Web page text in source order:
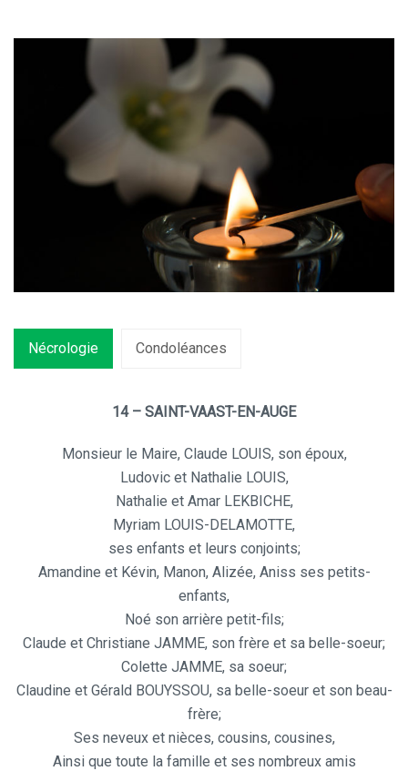
Nécrologie Condoléances
14 – SAINT-VAAST-EN-AUGE
Monsieur le Maire, Claude LOUIS, son époux,
Ludovic et Nathalie LOUIS,
Nathalie et Amar LEKBICHE,
Myriam LOUIS-DELAMOTTE,
ses enfants et leurs conjoints;
Amandine et Kévin, Manon, Alizée, Aniss ses petits-
enfants,
Noé son arrière petit-fils;
Claude et Christiane JAMME, son frère et sa belle-soeur;
Colette JAMME, sa soeur;
Claudine et Gérald BOUYSSOU, sa belle-soeur et son beau-
frère;
Ses neveux et nièces, cousins, cousines,
Ainsi que toute la famille et ses nombreux amis